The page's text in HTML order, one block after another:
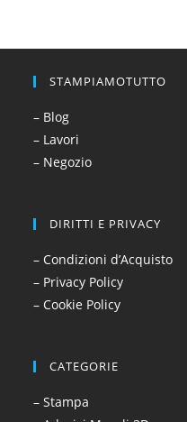
STAMPIAMOTUTTO
– Blog
– Lavori
– Negozio
DIRITTI E PRIVACY
– Condizioni d’Acquisto
– Privacy Policy
– Cookie Policy
CATEGORIE
– Stampa